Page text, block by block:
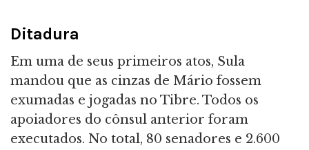
Ditadura
Em uma de seus primeiros atos, Sula
mandou que as cinzas de Mário fossem
exumadas e jogadas no Tibre. Todos os
apoiadores do cônsul anterior foram
executados. No total, 80 senadores e 2.600